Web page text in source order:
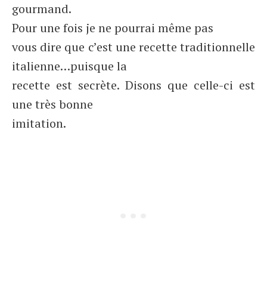
gourmand.
Pour une fois je ne pourrai même pas
vous dire que c’est une recette traditionnelle
italienne…puisque la
recette est secrète. Disons que celle-ci est
une très bonne
imitation.